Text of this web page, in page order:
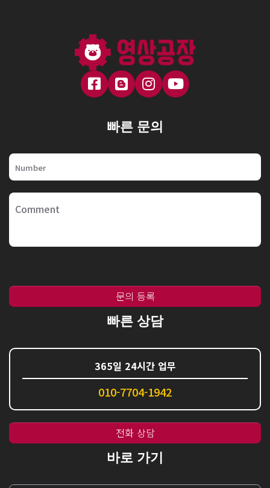
빠른 문의
문의 등록
빠른 상담
365일 24시간 업무
010-7704-1942
전화 상담
바로 가기